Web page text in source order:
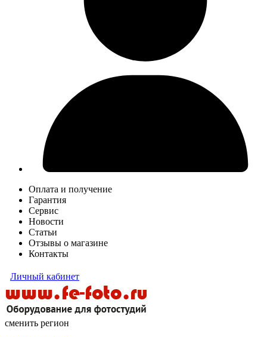
Оплата и получение
Гарантия
Сервис
Новости
Статьи
Отзывы о магазине
Контакты
Личный кабинет
сменить регион